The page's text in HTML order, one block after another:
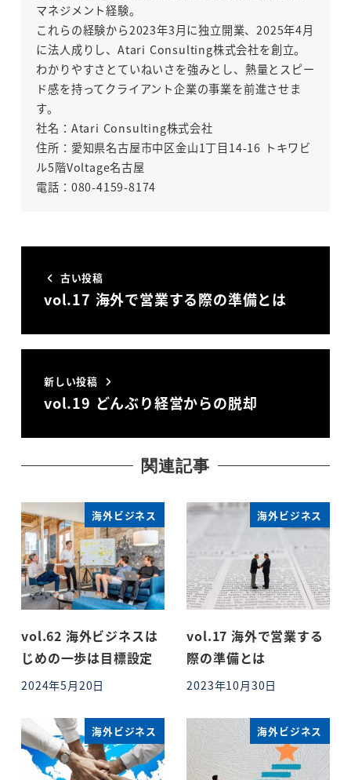
マネジメント経験。
これらの経験から2023年3月に独立開業、2025年4月
に法人成りし、Atari Consulting株式会社を創立。
わかりやすさとていねいさを強みとし、熱量とスピー
ド感を持ってクライアント企業の事業を前進させま
す。
社名：Atari Consulting株式会社
住所：愛知県名古屋市中区金山1丁目14-16 トキワビ
ル5階Voltage名古屋
電話：080-4159-8174
古い投稿
vol.17 海外で営業する際の準備とは
新しい投稿
vol.19 どんぶり経営からの脱却
関連記事
海外ビジネス
vol.62 海外ビジネスは
じめの一歩は目標設定
投稿日
2024年5月20日
海外ビジネス
vol.17 海外で営業する
際の準備とは
投稿日
2023年10月30日
海外ビジネス 海外ビジネス